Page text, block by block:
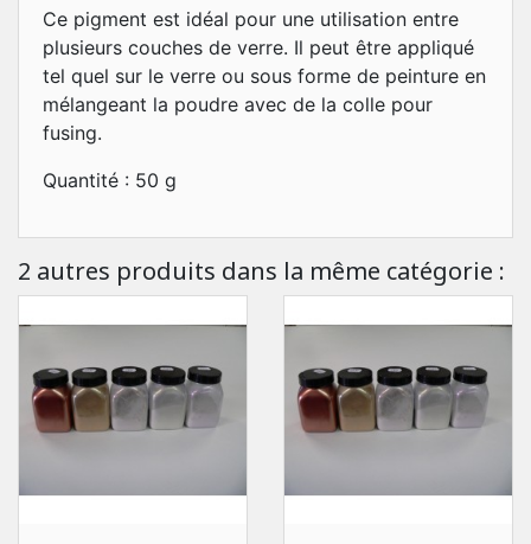
Ce pigment est idéal pour une utilisation entre
plusieurs couches de verre. Il peut être appliqué
tel quel sur le verre ou sous forme de peinture en
mélangeant la poudre avec de la colle pour
fusing.
Quantité : 50 g
2 autres produits dans la même catégorie :